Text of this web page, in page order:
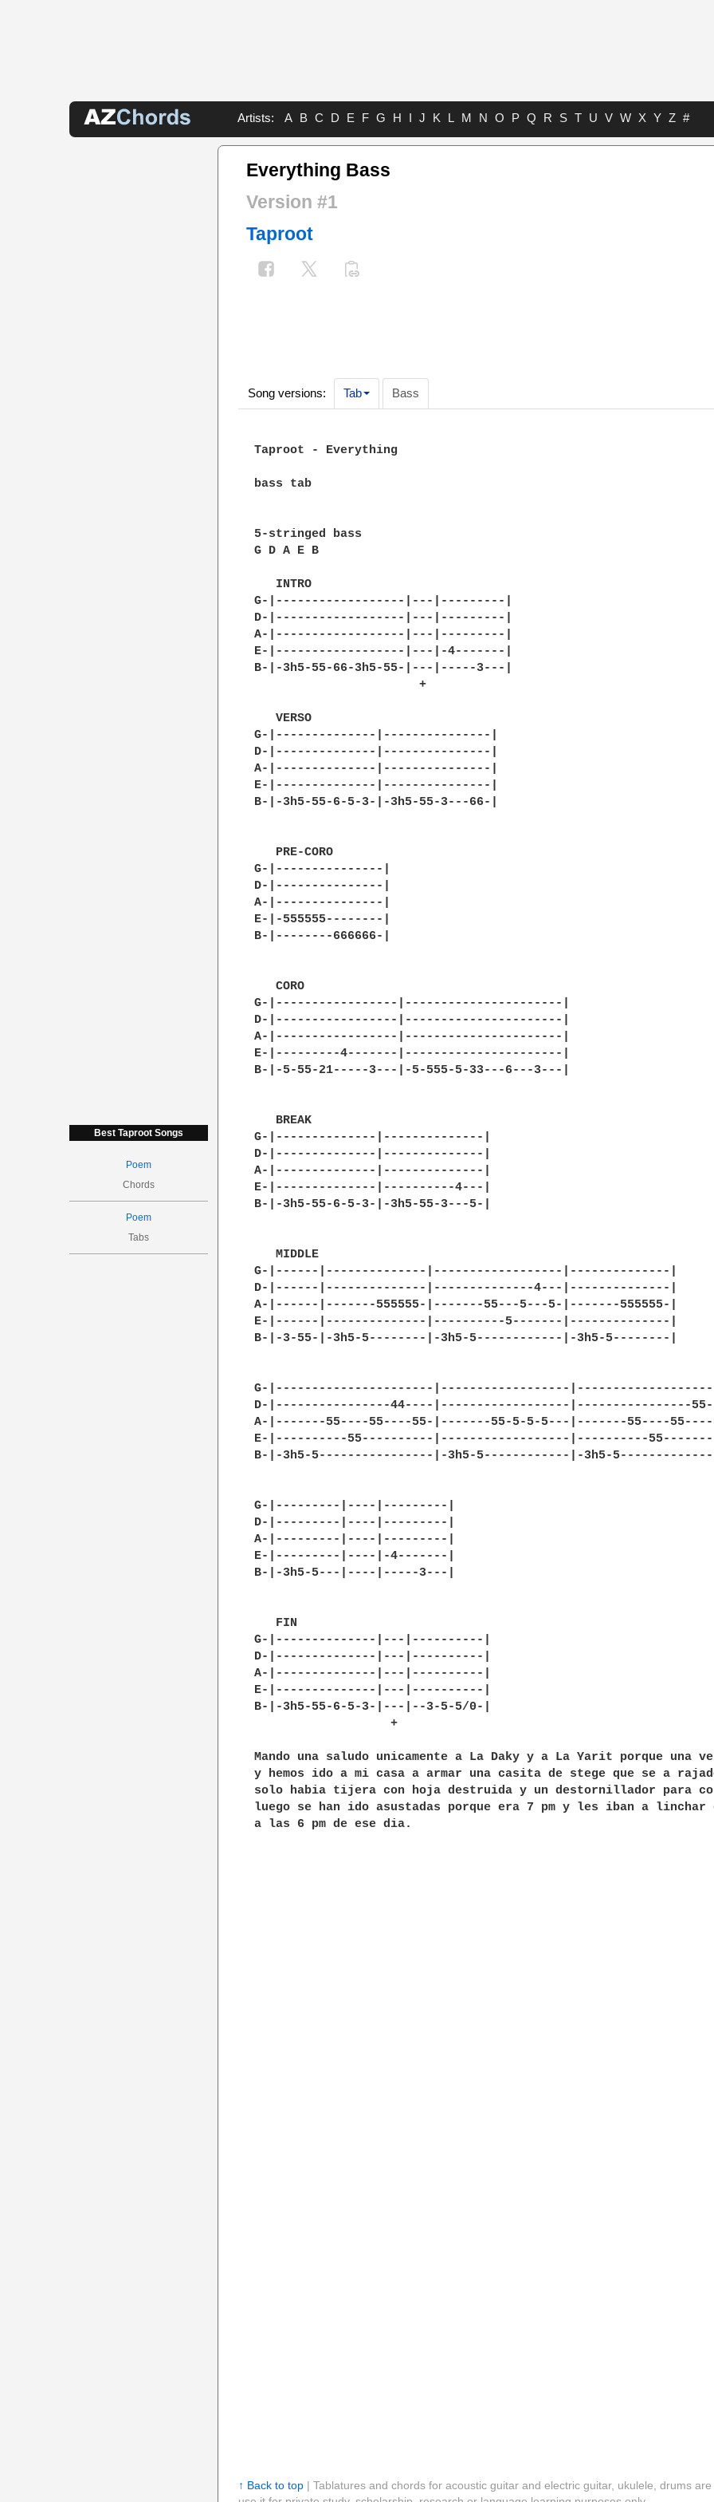
Artists: A B C D E F G H I J K L M N O P Q R S T U V W X Y Z #
Best Taproot Songs
Poem
Chords
Poem
Tabs
Everything Bass
Version #1
Taproot
Song versions: Tab Bass
Taproot - Everything
bass tab
5-stringed bass
G D A E B
   INTRO
G-|------------------|---|---------|
D-|------------------|---|---------|
A-|------------------|---|---------|
E-|------------------|---|-4-------|
B-|-3h5-55-66-3h5-55-|---|-----3---|
   VERSO
G-|--------------|---------------|
D-|--------------|---------------|
A-|--------------|---------------|
E-|--------------|---------------|
B-|-3h5-55-6-5-3-|-3h5-55-3---66-|
   PRE-CORO
G-|---------------|
D-|---------------|
A-|---------------|
E-|-555555--------|
B-|--------666666-|
   CORO
G-|-----------------|----------------------|
D-|-----------------|----------------------|
A-|-----------------|----------------------|
E-|---------4-------|----------------------|
B-|-5-55-21-----3---|-5-555-5-33---6---3---|
   BREAK
G-|--------------|--------------|
D-|--------------|--------------|
A-|--------------|--------------|
E-|--------------|----------4---|
B-|-3h5-55-6-5-3-|-3h5-55-3---5-|
   MIDDLE
G-|------|--------------|------------------|--------------|
D-|------|--------------|--------------4---|--------------|
A-|------|-------555555-|-------55---5---5-|-------555555-|
E-|------|--------------|----------5-------|--------------|
B-|-3-55-|-3h5-5--------|-3h5-5------------|-3h5-5--------|
G-|----------------------|------------------
D-|----------------44----|------------------|----------------
A-|-------55----55----55-|-------55-5-5-5---|-------55----55----
E-|----------55----------|------------------|----------
B-|-3h5-5----------------|-3h5-5------------|-3h5-
G-|---------|----|---------|
D-|---------|----|---------|
A-|---------|----|---------|
E-|---------|----|-4-------|
B-|-3h5-5---|----|-----3---|
   FIN
G-|--------------|---|----------|
D-|--------------|---|----------|
A-|--------------|---|----------|
E-|--------------|---|----------|
B-|-3h5-55-6-5-3-|---|--3-5-5/0-|
                   +
Mando una saludo unicamente a La Daky y a La Yarit porque una
y hemos ido a mi casa a armar una casita de stege que se a
solo habia tijera con hoja destruida y un destornillador para
luego se han ido asustadas porque era 7 pm y les iban a linchar
a las 6 pm de ese dia.
↑ Back to top| Tablatures and chords for acoustic guitar and electric guitar, ukulele, drums